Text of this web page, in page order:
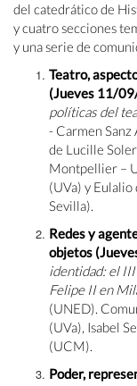
del catedrático de
y cuatro secciones
y una serie de
Teatro,
(Jueves 11/
políticas del
- Carmen
de Lucille
Montpellier –
(UVa) y Eulalio
Sevilla).
Redes y
objetos
identidad: el III
Felipe II en
(UNED).
(UVa), Isabel
(UCM).
Poder,